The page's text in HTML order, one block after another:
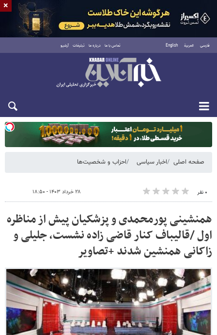
فارسی العربية English تماس با ما درباره ما تبلیغات آرشیو
دوشنبه ۱۹ مرداد ۱۴۰۵
صفحه اصلی اخبار سیاسی احزاب و شخصیت‌ها
۰ نفر ۲۸ خرداد ۱۴۰۳ - ۱۸:۵۰
همنشینی پورمحمدی و پزشکیان پیش از مناظره
اول /قالیباف کنار قاضی زاده نشست، جلیلی و
زاکانی همنشین شدند +تصاویر
×